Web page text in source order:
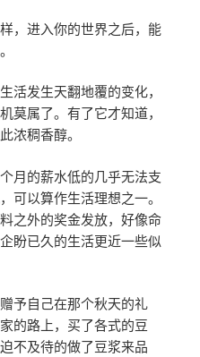
，进入你的世界之后，能
活发生天翻地覆的变化，
莫属了。有了它才知道，
浓稠香醇。
月的薪水低的几乎无法支
可以算作生活理想之一。
之外的奖金发放，好像命
盼已久的生活更近一些似
予自己在那个秋天的礼
的路上，买了各式的豆
不及待的做了豆浆来品